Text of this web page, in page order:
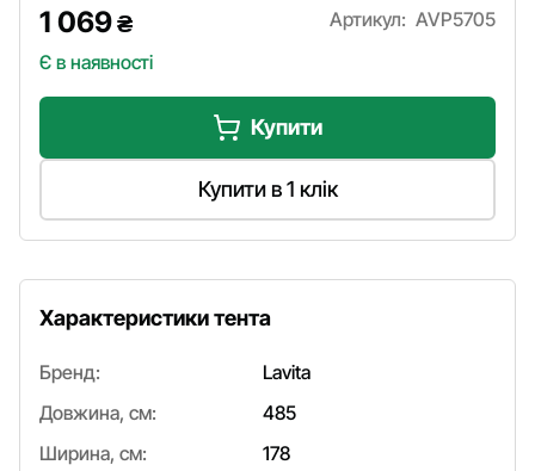
1 069₴
Є в наявності
Артикул: AVP5705
Купити
Купити в 1 клік
Характеристики тента
Бренд:
Lavita
Довжина, см:
485
Ширина, см:
178